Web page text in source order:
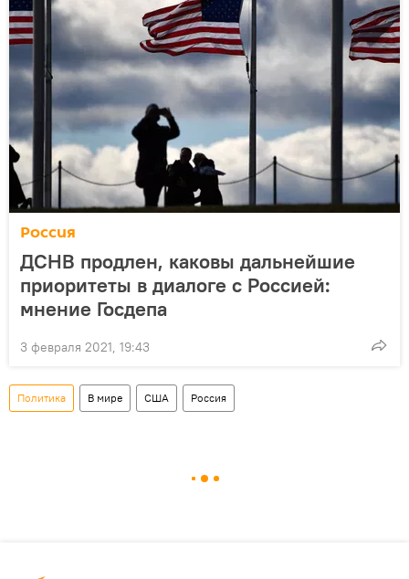
Россия
ДСНВ продлен, каковы дальнейшие
приоритеты в диалоге с Россией:
мнение Госдепа
3 февраля 2021, 19:43
Политика В мире США Россия